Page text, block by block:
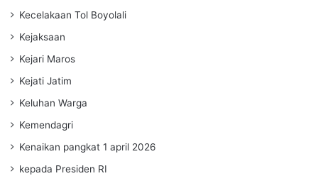
Kecelakaan Tol Boyolali
Kejaksaan
Kejari Maros
Kejati Jatim
Keluhan Warga
Kemendagri
Kenaikan pangkat 1 april 2026
kepada Presiden RI